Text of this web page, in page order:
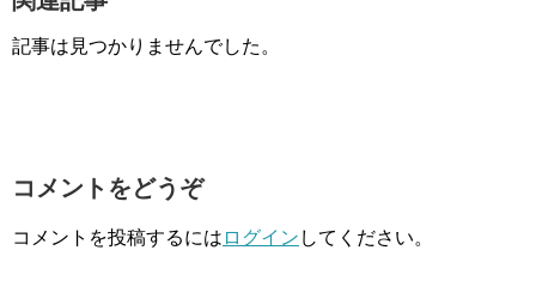
記事は見つかりませんでした。
コメントをどうぞ
コメントを投稿するには ログイン してください。